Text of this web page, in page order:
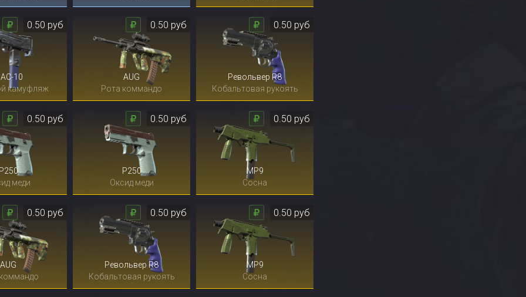
10
камуфляж
0.50 руб
AUG
Рота коммандо
0.50 руб
Револьвер R8
Кобальтовая рукоять
0.50 руб
меди
0.50 руб
P250
Оксид меди
0.50 руб
MP9
Сосна
0.50 руб
AUG
0.50 руб
Револьвер R8
Кобальтовая рукоять
0.50 руб
MP9
Сосна
0.50 руб